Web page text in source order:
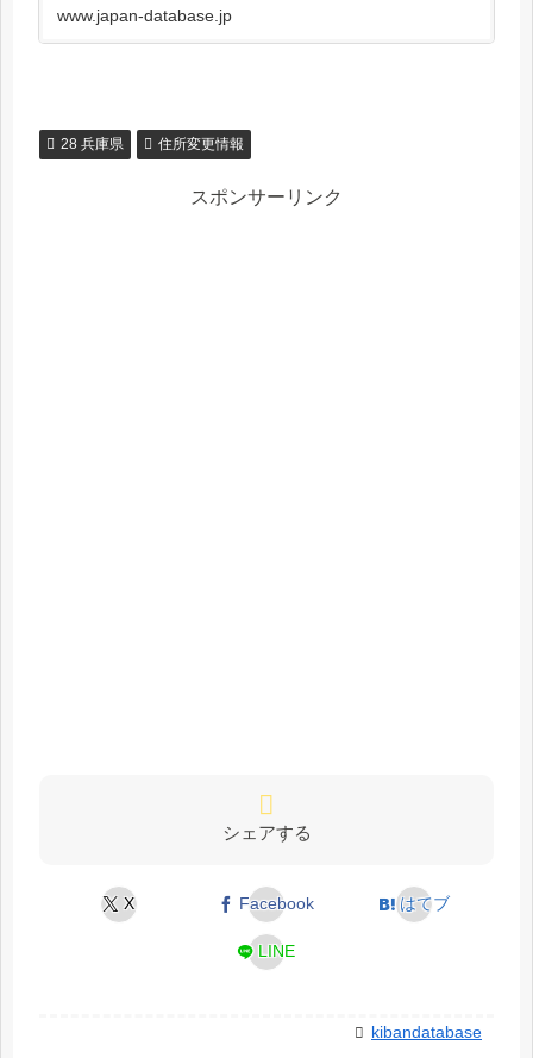
www.japan-database.jp
28 兵庫県 住所変更情報
スポンサーリンク
シェアする
X Facebook はてブ
LINE
kibandatabase